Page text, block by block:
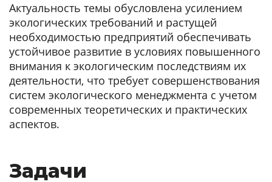
Актуальность темы обусловлена усилением
экологических требований и растущей
необходимостью предприятий обеспечивать
устойчивое развитие в условиях повышенного
внимания к экологическим последствиям их
деятельности, что требует совершенствования
систем экологического менеджмента с учетом
современных теоретических и практических
аспектов.
Задачи